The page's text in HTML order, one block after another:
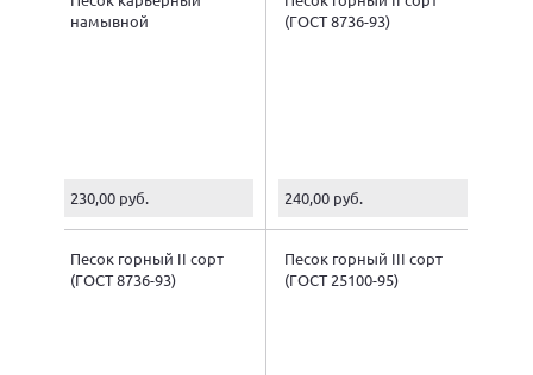
намывной
230,00 руб.
(ГОСТ 8736-93)
240,00 руб.
Песок горный II сорт
(ГОСТ 8736-93)
Песок горный III сорт
(ГОСТ 25100-95)